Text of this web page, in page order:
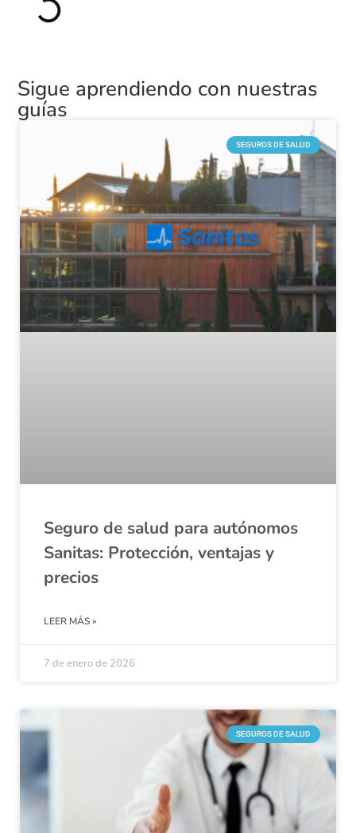
Sigue aprendiendo con nuestras
guías
SEGUROS DE SALUD
Seguro de salud para autónomos
Sanitas: Protección, ventajas y
precios
LEER MÁS »
7 de enero de 2026
SEGUROS DE SALUD